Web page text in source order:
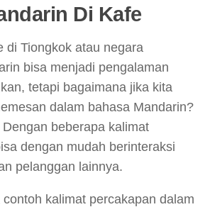
Di Kafe
di Tiongkok atau negara
bisa menjadi pengalaman
tetapi bagaimana jika kita
dalam bahasa Mandarin?
beberapa kalimat
dengan mudah berinteraksi
pelanggan lainnya.
kalimat percakapan dalam